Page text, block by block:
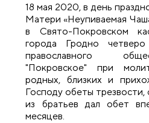
18 мая 2020, в день
Матери «Неупиваемая
в Свято-Покровском
города Гродно
православного
"Покровское" при
родных, близких и
Господу обеты трезвости,
из братьев дал обет
месяцев.